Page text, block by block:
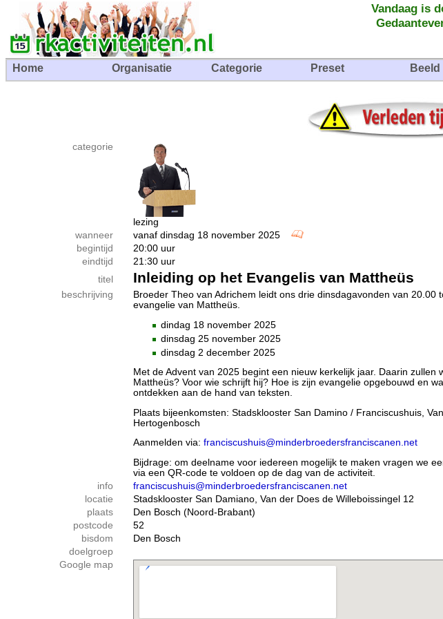
Vandaag is
Home Organisatie Categorie Preset Beeld
categorie
lezing
wanneer
vanaf dinsdag 18 november 2025
begintijd
20:00 uur
eindtijd
21:30 uur
titel
Inleiding op het Evangelis van Mattheüs
beschrijving
Broeder Theo van Adrichem leidt ons drie dinsdagavonden van
evangelie van Mattheüs.
dindag 18 november 2025
dinsdag 25 november 2025
dinsdag 2 december 2025
Met de Advent van 2025 begint een nieuw kerkelijk jaar. Daarin
Mattheüs? Voor wie schrijft hij? Hoe is zijn evangelie opgebouwd en
ontdekken aan de hand van teksten.
Plaats bijeenkomsten: Stadsklooster San Damino / Franciscushuis,
Hertogenbosch
Aanmelden via: franciscushuis@minderbroedersfranciscanen.net
Bijdrage: om deelname voor iedereen mogelijk te maken vragen we
via een QR-code te voldoen op de dag van de activiteit.
info
franciscushuis@minderbroedersfranciscanen.net
locatie
Stadsklooster San Damiano, Van der Does de Willeboissingel 12
plaats
Den Bosch (Noord-Brabant)
postcode
52
bisdom
Den Bosch
doelgroep
Google map